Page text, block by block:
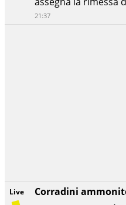
Live
Corradini
21:37